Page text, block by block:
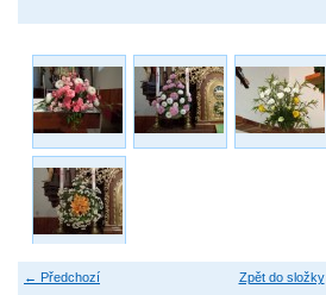
← Předchozí Zpět do složky